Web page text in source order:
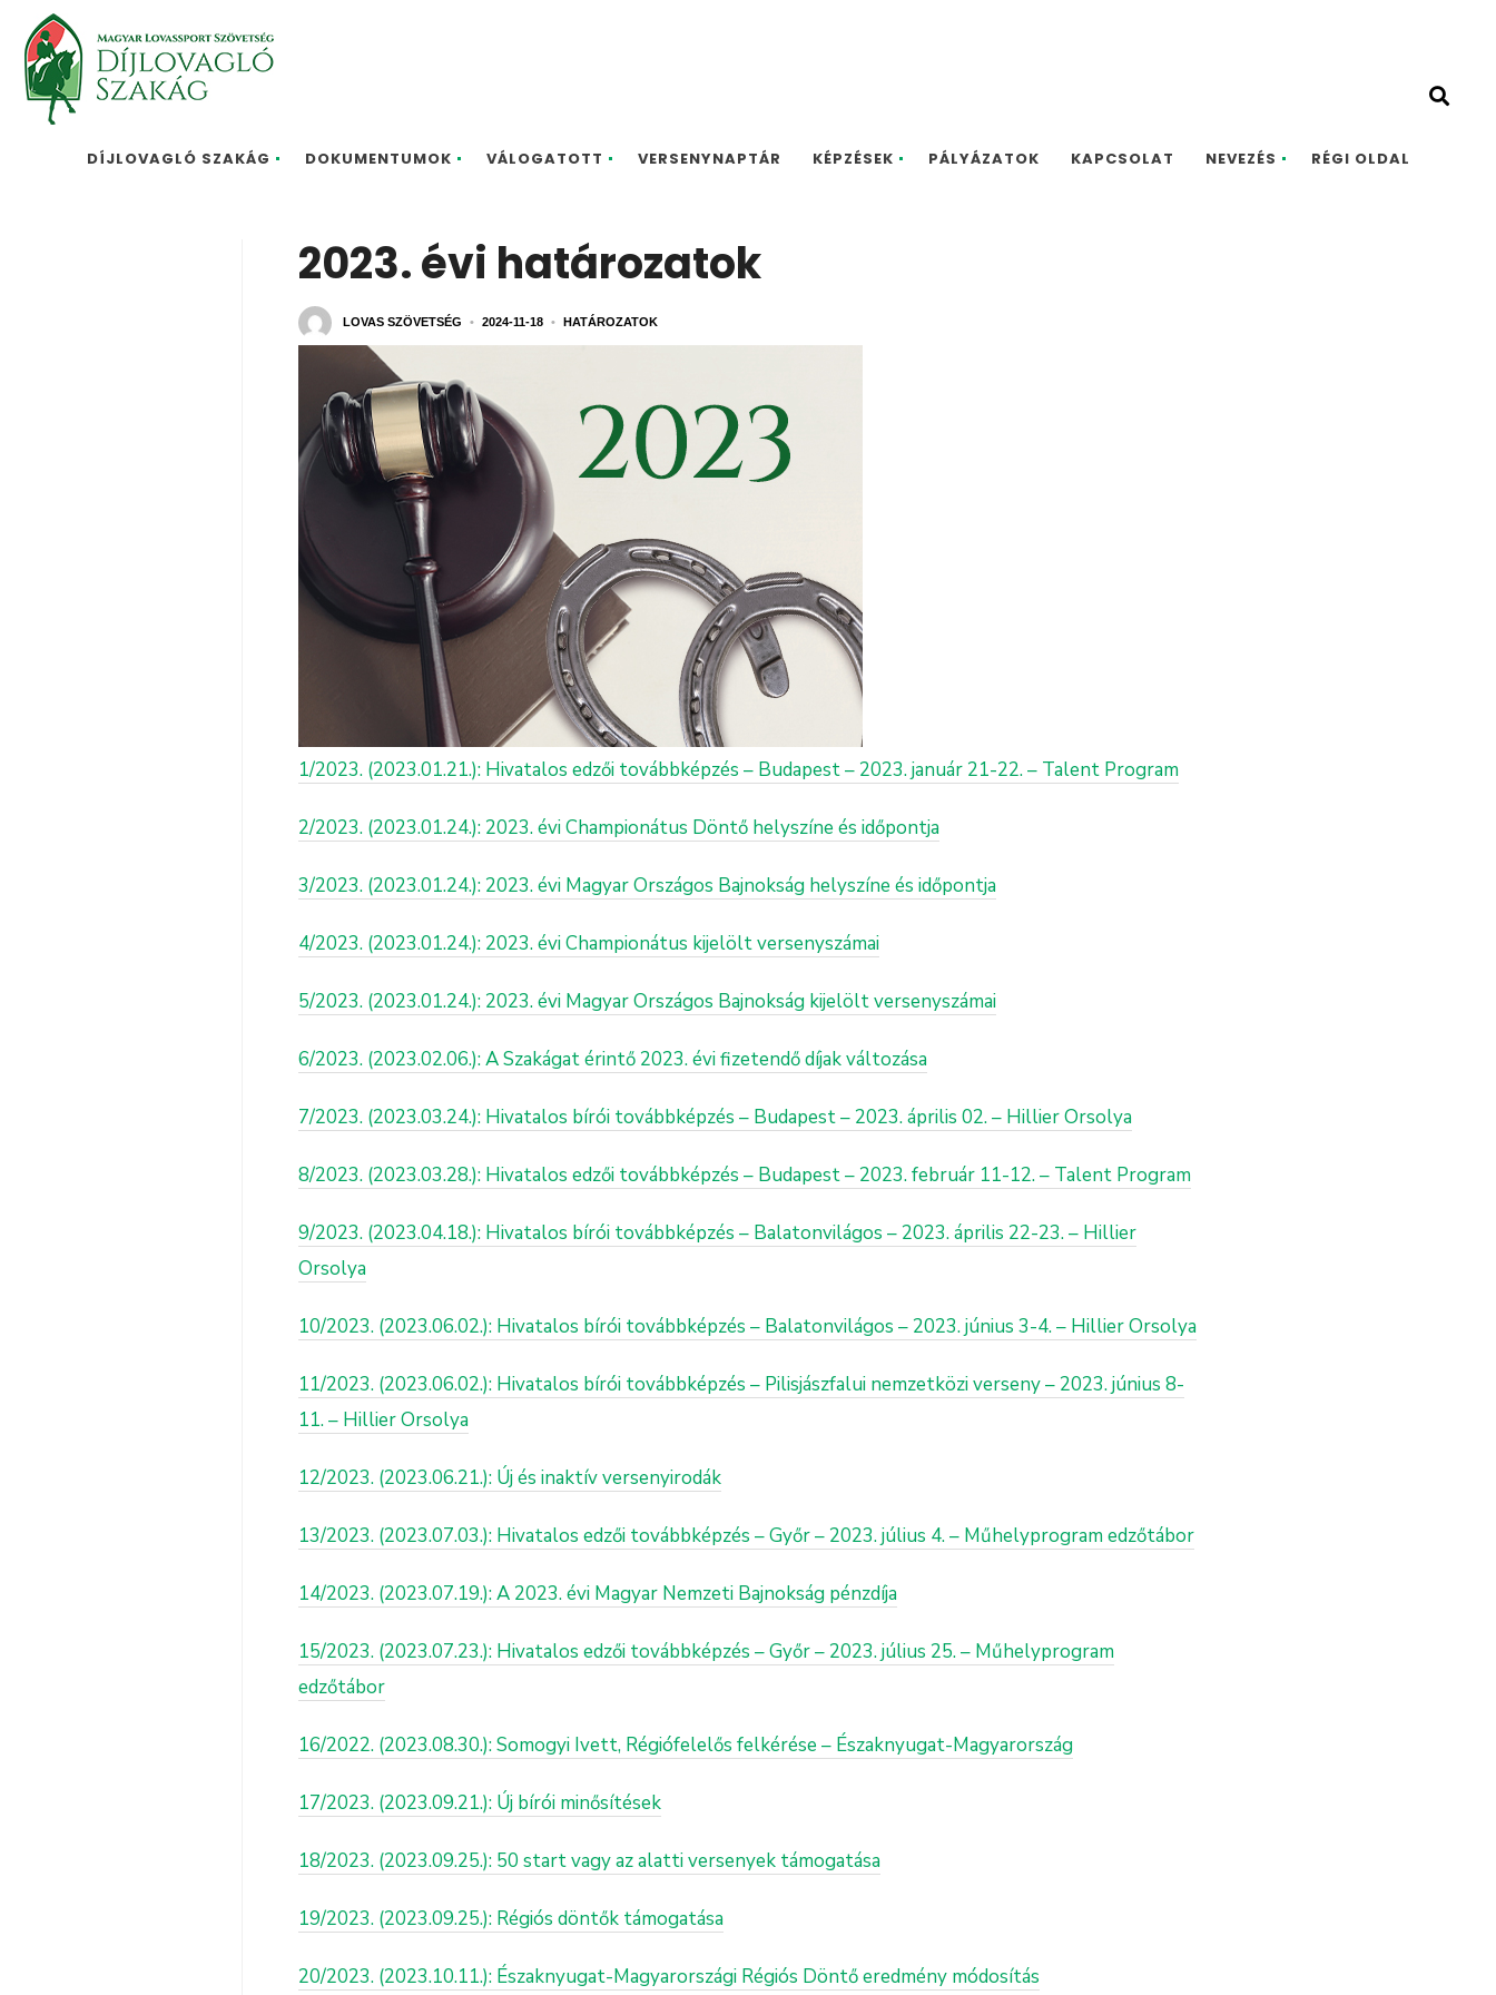
DÍJLOVAGLÓ SZAKÁG DOKUMENTUMOK VÁLOGATOTT VERSENYNAPTÁR KÉPZÉSEK PÁLYÁZATOK KAPCSOLAT NEVEZÉS RÉGI OLDAL
2023. évi határozatok
LOVAS SZÖVETSÉG • 2024-11-18 • HATÁROZATOK
1/2023. (2023.01.21.): Hivatalos edzői továbbképzés – Budapest – 2023. január 21-22. – Talent Program
2/2023. (2023.01.24.): 2023. évi Championátus Döntő helyszíne és időpontja
3/2023. (2023.01.24.): 2023. évi Magyar Országos Bajnokság helyszíne és időpontja
4/2023. (2023.01.24.): 2023. évi Championátus kijelölt versenyszámai
5/2023. (2023.01.24.): 2023. évi Magyar Országos Bajnokság kijelölt versenyszámai
6/2023. (2023.02.06.): A Szakágat érintő 2023. évi fizetendő díjak változása
7/2023. (2023.03.24.): Hivatalos bírói továbbképzés – Budapest – 2023. április 02. – Hillier Orsolya
8/2023. (2023.03.28.): Hivatalos edzői továbbképzés – Budapest – 2023. február 11-12. – Talent Program
9/2023. (2023.04.18.): Hivatalos bírói továbbképzés – Balatonvilágos – 2023. április 22-23. – Hillier
Orsolya
10/2023. (2023.06.02.): Hivatalos bírói továbbképzés – Balatonvilágos – 2023. június 3-4. – Hillier Orsolya
11/2023. (2023.06.02.): Hivatalos bírói továbbképzés – Pilisjászfalui nemzetközi verseny – 2023. június 8-
11. – Hillier Orsolya
12/2023. (2023.06.21.): Új és inaktív versenyirodák
13/2023. (2023.07.03.): Hivatalos edzői továbbképzés – Győr – 2023. július 4. – Műhelyprogram edzőtábor
14/2023. (2023.07.19.): A 2023. évi Magyar Nemzeti Bajnokság pénzdíja
15/2023. (2023.07.23.): Hivatalos edzői továbbképzés – Győr – 2023. július 25. – Műhelyprogram
edzőtábor
16/2022. (2023.08.30.): Somogyi Ivett, Régiófelelős felkérése – Északnyugat-Magyarország
17/2023. (2023.09.21.): Új bírói minősítések
18/2023. (2023.09.25.): 50 start vagy az alatti versenyek támogatása
19/2023. (2023.09.25.): Régiós döntők támogatása
20/2023. (2023.10.11.): Északnyugat-Magyarországi Régiós Döntő eredmény módosítás